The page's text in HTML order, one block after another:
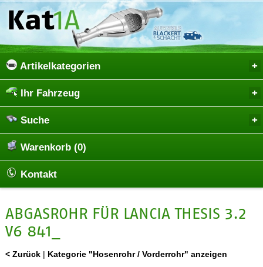
Artikelkategorien
Ihr Fahrzeug
Suche
Warenkorb (0)
Kontakt
ABGASROHR FÜR LANCIA THESIS 3.2
V6 841_
< Zurück| Kategorie "Hosenrohr / Vorderrohr" anzeigen